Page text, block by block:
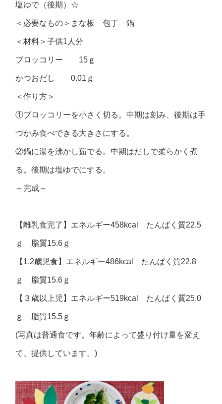
塩ゆで（後期）☆
＜必要なもの＞まな板 包丁 鍋
＜材料＞子供1人分
ブロッコリー 15ｇ
かつおだし 0.01ｇ
＜作り方＞
①ブロッコリーを小さく切る。中期は刻み、後期は手
づかみ食べできる大きさにする。
②鍋に湯を沸かし茹でる。中期はだしで柔らかく煮
る。後期は塩ゆでにする。
～完成～
【離乳食完了】エネルギー458kcal たんぱく質22.5
ｇ 脂質15.6ｇ
【1.2歳児食】エネルギー486kcal たんぱく質22.8
ｇ 脂質15.6ｇ
【３歳以上児】エネルギー519kcal たんぱく質25.0
ｇ 脂質15.5ｇ
(写真は普通食です。年齢によって盛り付け量を変え
て、提供しています。)